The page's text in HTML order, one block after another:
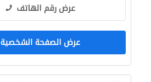
عرض رقم الهاتف
عرض الصفحة الشخصية